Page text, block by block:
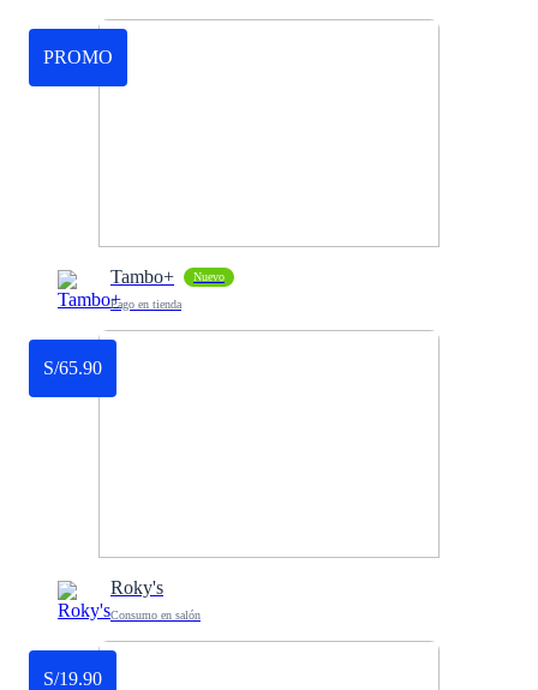
PROMO
Tambo+ Nuevo
Pago en tienda
S/65.90
Roky's
Consumo en salón
S/19.90